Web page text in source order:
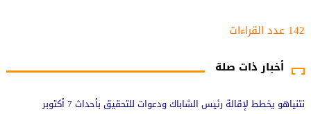
أخبار ذات صلة
نتنياهو يخطط لإقالة رئيس الشاباك ودعوات للتحقيق بأحداث 7 أكتوبر
142 عدد القراءات‌‌